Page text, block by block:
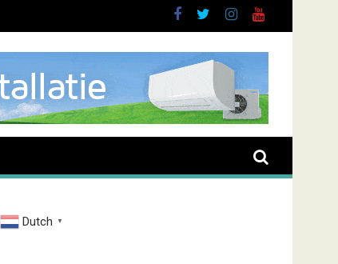
Dutch ▼